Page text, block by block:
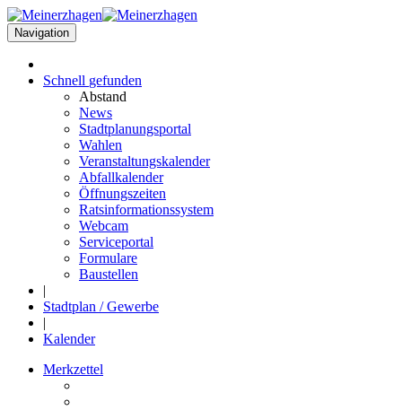
Navigation
Schnell gefunden
Abstand
News
Stadtplanungsportal
Wahlen
Veranstaltungskalender
Abfallkalender
Öffnungszeiten
Ratsinformationssystem
Webcam
Serviceportal
Formulare
Baustellen
|
Stadtplan / Gewerbe
|
Kalender
Merkzettel